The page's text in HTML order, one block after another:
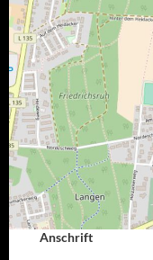
Anschrift